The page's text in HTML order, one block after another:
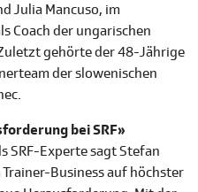
Julia Mancuso, im
Coach der ungarischen
gehörte der 48-Jährige
der slowenischen
bei SRF»
SRF-Experte sagt Stefan
Business auf höchster